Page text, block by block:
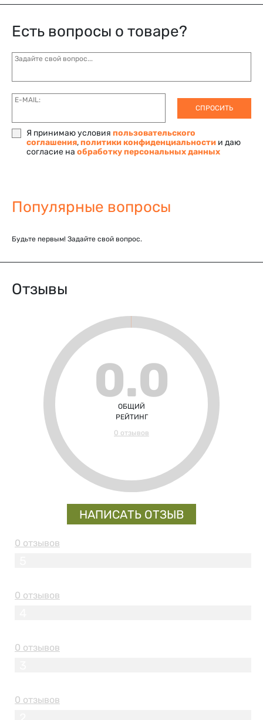
Есть вопросы о товаре?
Задайте свой вопрос...
E-MAIL:
СПРОСИТЬ
Я принимаю условия пользовательского
соглашения,политики конфиденциальности и даю
согласие на обработку персональных данных
Популярные вопросы
Будьте первым! Задайте свой вопрос.
Отзывы
0.0
ОБЩИЙ
РЕЙТИНГ
0 отзывов
НАПИСАТЬ ОТЗЫВ
0 отзывов
0 отзывов
0 отзывов
0 отзывов